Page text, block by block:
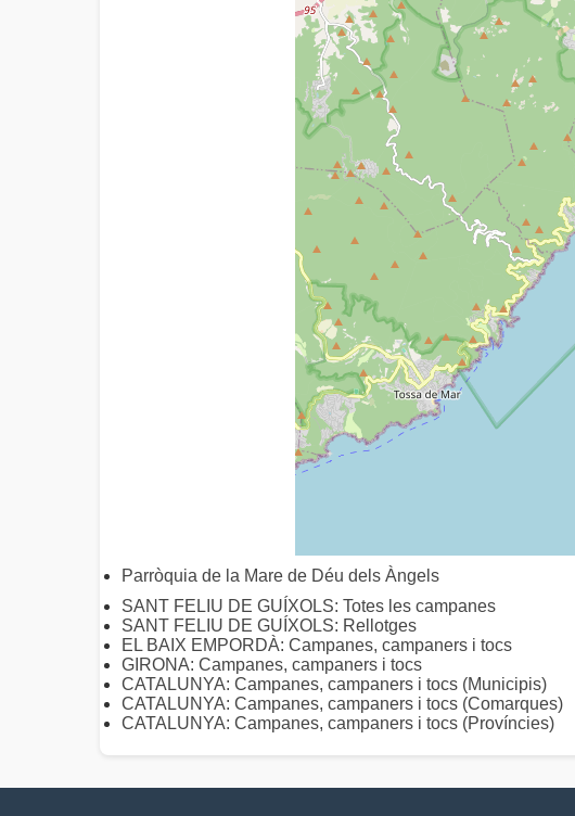
Parròquia de la Mare de Déu dels Àngels
SANT FELIU DE GUÍXOLS: Totes les campanes
SANT FELIU DE GUÍXOLS: Rellotges
EL BAIX EMPORDÀ: Campanes, campaners i tocs
GIRONA: Campanes, campaners i tocs
CATALUNYA: Campanes, campaners i tocs (Municipis)
CATALUNYA: Campanes, campaners i tocs (Comarques)
CATALUNYA: Campanes, campaners i tocs (Províncies)